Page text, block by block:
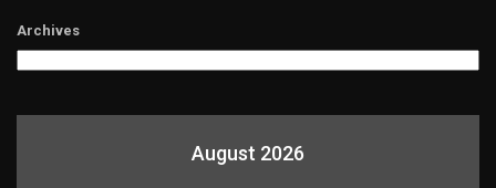
Archives
August 2026